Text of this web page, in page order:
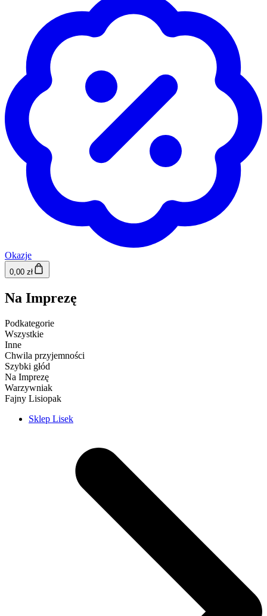
Okazje
0,00 zł
Na Imprezę
Podkategorie
Wszystkie
Inne
Chwila przyjemności
Szybki głód
Na Imprezę
Warzywniak
Fajny Lisiopak
Sklep Lisek